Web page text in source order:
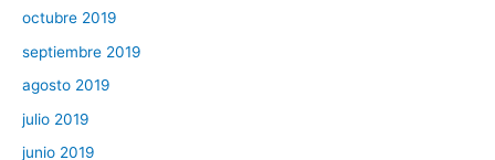
octubre 2019
septiembre 2019
agosto 2019
julio 2019
junio 2019